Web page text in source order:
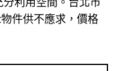
件供不應求，價格